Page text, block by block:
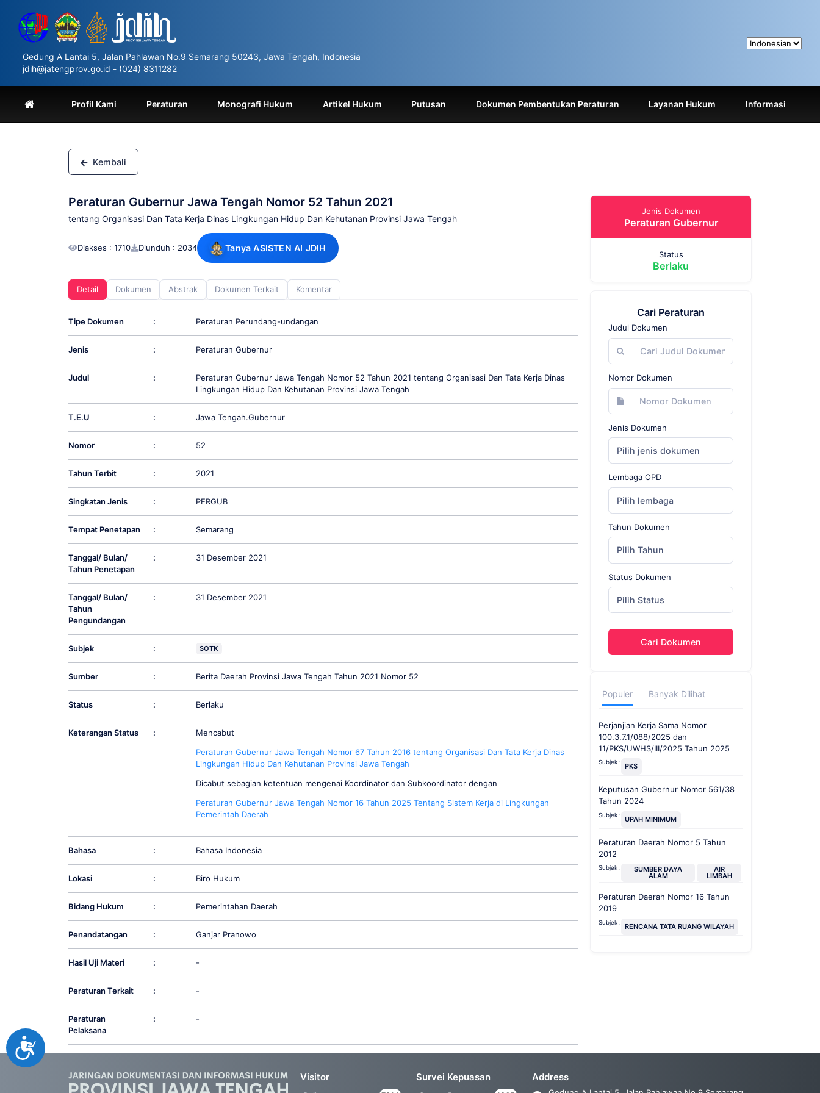
website
includes
accessibility
system.
Control-
F11
Accessibility
Gedung A Lantai 5, Jalan Pahlawan No.9 Semarang 50243, Jawa Tengah, Indonesia
jdih@jatengprov.go.id - (024) 8311282
Profil Kami Peraturan Monografi Hukum Artikel Hukum Putusan Dokumen Pembentukan Peraturan Layanan Hukum Informasi
Kembali
Peraturan Gubernur Jawa Tengah Nomor 52 Tahun 2021
tentang Organisasi Dan Tata Kerja Dinas Lingkungan Hidup Dan Kehutanan Provinsi Jawa Tengah
Diakses : 1710 Diunduh : 2034 Tanya ASISTEN AI JDIH
Detail Dokumen Abstrak Dokumen Terkait Komentar
Tipe Dokumen : Peraturan Perundang-undangan
Jenis : Peraturan Gubernur
Judul :
Peraturan Gubernur Jawa Tengah Nomor 52 Tahun 2021 tentang Organisasi Dan Tata Kerja Dinas
Lingkungan Hidup Dan Kehutanan Provinsi Jawa Tengah
T.E.U : Jawa Tengah.Gubernur
Nomor : 52
Tahun Terbit : 2021
Singkatan Jenis : PERGUB
Tempat Penetapan : Semarang
Tanggal/ Bulan/
Tahun Penetapan
: 31 Desember 2021
Tanggal/ Bulan/
Tahun
Pengundangan
: 31 Desember 2021
Subjek : SOTK
Sumber : Berita Daerah Provinsi Jawa Tengah Tahun 2021 Nomor 52
Status : Berlaku
Keterangan Status :
Mencabut
Peraturan Gubernur Jawa Tengah Nomor 67 Tahun 2016 tentang Organisasi Dan Tata Kerja Dinas
Lingkungan Hidup Dan Kehutanan Provinsi Jawa Tengah
Dicabut sebagian ketentuan mengenai Koordinator dan Subkoordinator dengan
Peraturan Gubernur Jawa Tengah Nomor 16 Tahun 2025 Tentang Sistem Kerja di Lingkungan
Pemerintah Daerah
Bahasa : Bahasa Indonesia
Lokasi : Biro Hukum
Bidang Hukum : Pemerintahan Daerah
Penandatangan : Ganjar Pranowo
Hasil Uji Materi : -
Peraturan Terkait : -
Peraturan
Pelaksana
: -
Jenis Dokumen
Peraturan Gubernur
Status
Berlaku
Cari Peraturan
Judul Dokumen
Nomor Dokumen
Jenis Dokumen
Pilih jenis dokumen
Lembaga OPD
Pilih lembaga
Tahun Dokumen
Pilih Tahun
Status Dokumen
Pilih Status
Cari Dokumen
Populer Banyak Dilihat
Perjanjian Kerja Sama Nomor
100.3.7.1/088/2025 dan
11/PKS/UWHS/III/2025 Tahun 2025
Subjek : PKS
Keputusan Gubernur Nomor 561/38
Tahun 2024
Subjek : UPAH MINIMUM
Peraturan Daerah Nomor 5 Tahun
2012
Subjek : SUMBER DAYA
ALAM
AIR
LIMBAH
Peraturan Daerah Nomor 16 Tahun
2019
Subjek : RENCANA TATA RUANG WILAYAH
Visitor Survei Kepuasan Address